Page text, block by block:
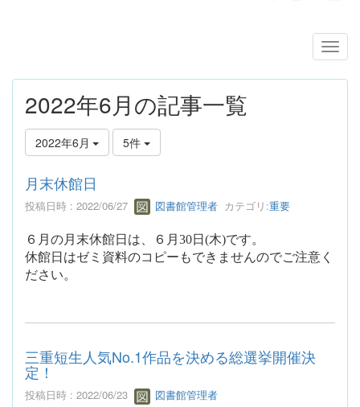
2022年6月の記事一覧
2022年6月 5件
月末休館日
投稿日時 : 2022/06/27 図書館管理者 カテゴリ:重要
６月の月末休館日は、６月 30日 (木)です。
休館日はゼミ資料のコピーもできませんのでご注意く
ださい。
三重短生人気No.1作品を決める総選挙開催決
定！
投稿日時 : 2022/06/23 図書館管理者